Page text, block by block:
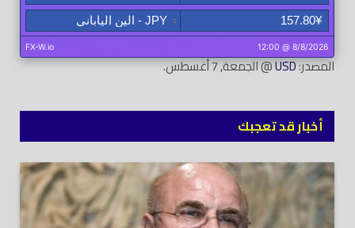
المصدر:USD@ الجمعة, 7 أغسطس.
أخبار قد تعجبك